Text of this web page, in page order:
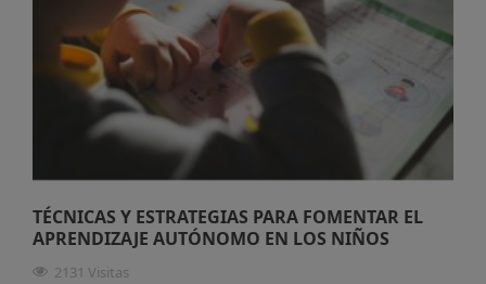
TÉCNICAS Y ESTRATEGIAS PARA FOMENTAR EL
APRENDIZAJE AUTÓNOMO EN LOS NIÑOS
2131 Visitas